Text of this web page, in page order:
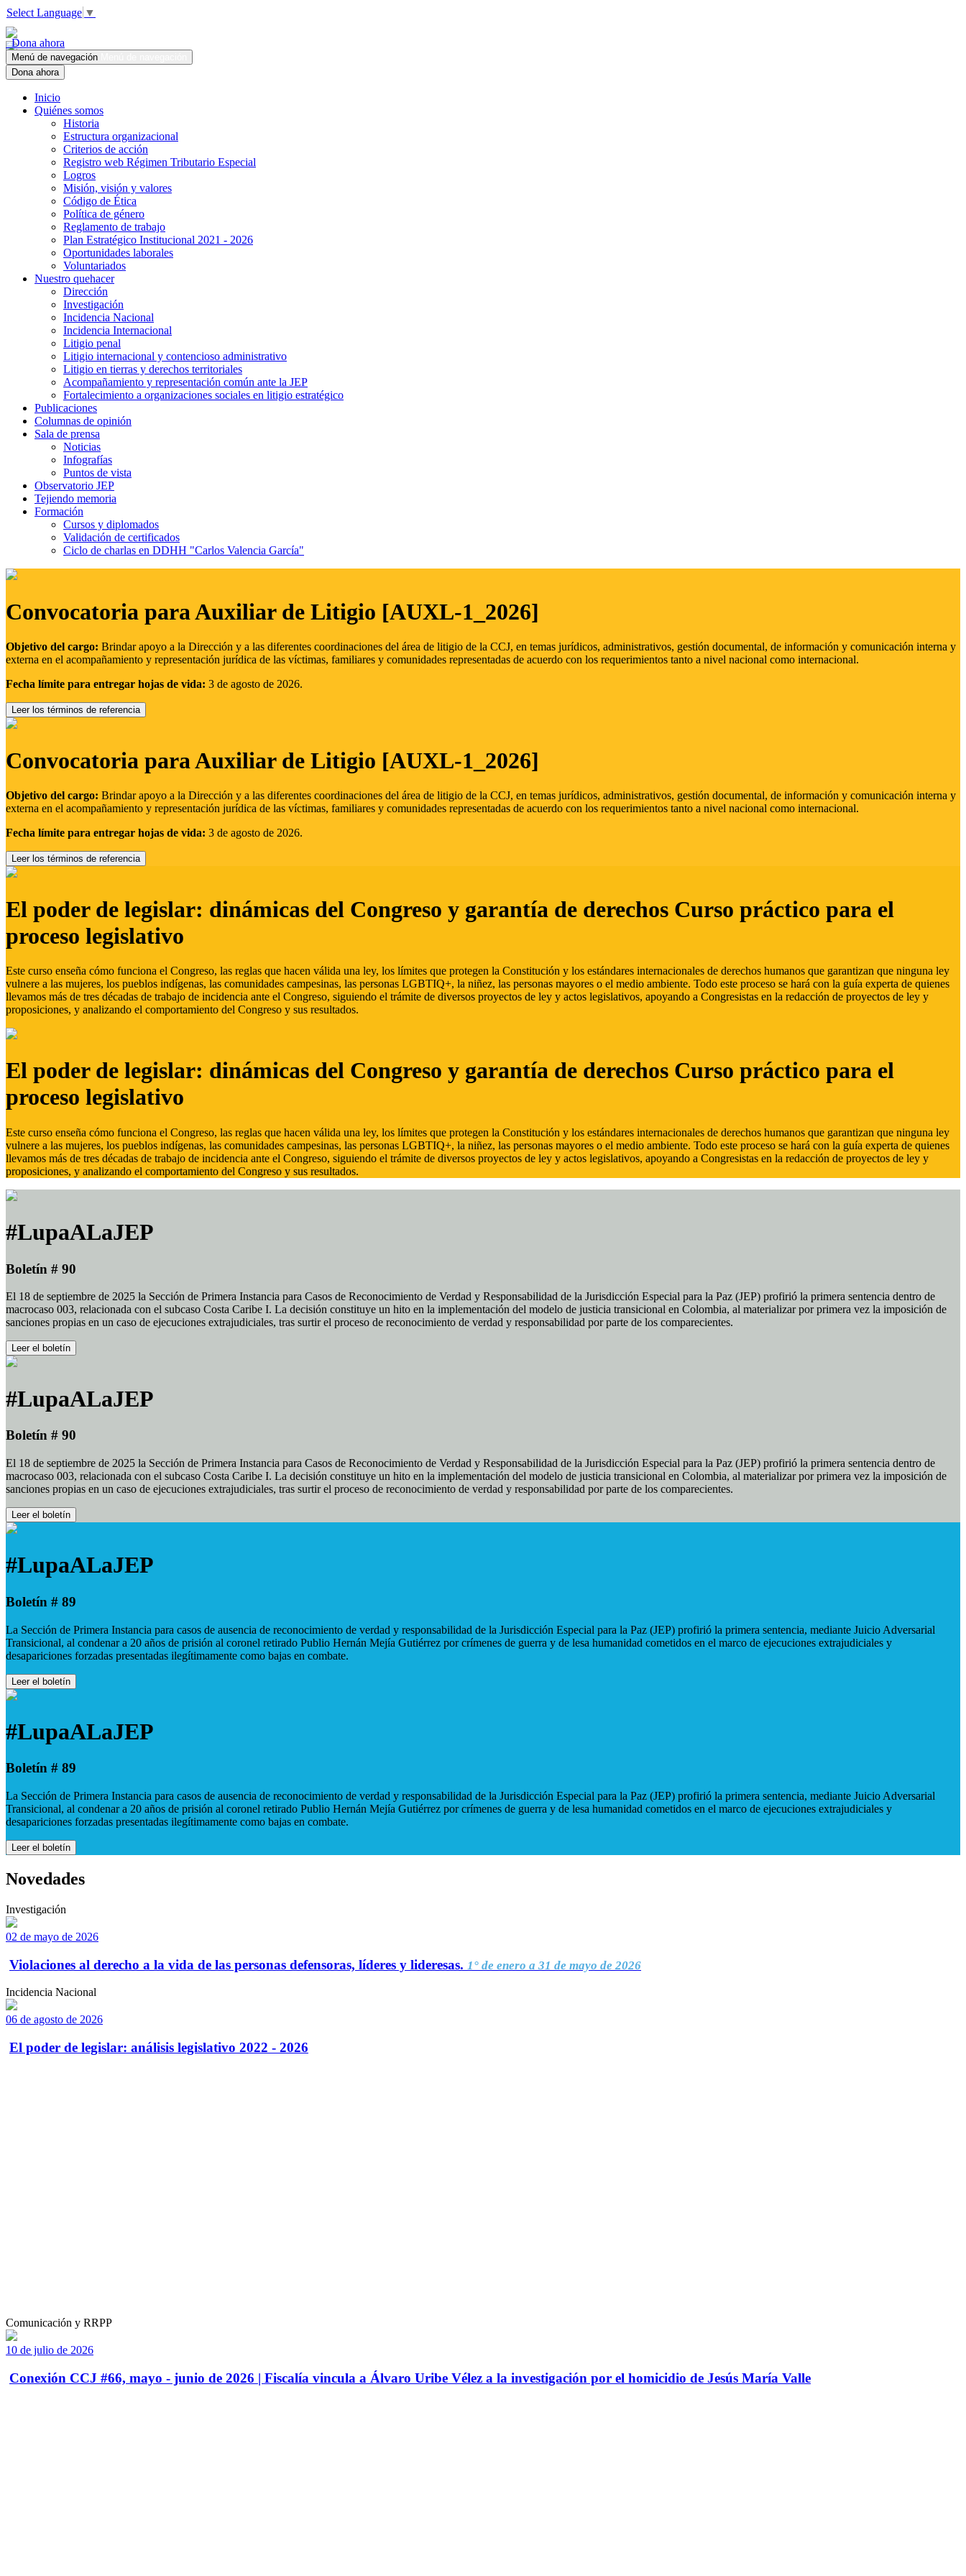
Select Language ▼
Dona ahora
Menú de navegación
Dona ahora
Inicio
Quiénes somos
Historia
Estructura organizacional
Criterios de acción
Registro web Régimen Tributario Especial
Logros
Misión, visión y valores
Código de Ética
Política de género
Reglamento de trabajo
Plan Estratégico Institucional 2021 - 2026
Oportunidades laborales
Voluntariados
Nuestro quehacer
Dirección
Investigación
Incidencia Nacional
Incidencia Internacional
Litigio penal
Litigio internacional y contencioso administrativo
Litigio en tierras y derechos territoriales
Acompañamiento y representación común ante la JEP
Fortalecimiento a organizaciones sociales en litigio estratégico
Publicaciones
Columnas de opinión
Sala de prensa
Noticias
Infografías
Puntos de vista
Observatorio JEP
Tejiendo memoria
Formación
Cursos y diplomados
Validación de certificados
Ciclo de charlas en DDHH "Carlos Valencia García"
Convocatoria para Auxiliar de Litigio [AUXL-1_2026]
Objetivo del cargo: Brindar apoyo a la Dirección y a las diferentes coordinaciones del área de litigio de la CCJ, en temas jurídicos, administrativos, gestión documental, de información y comunicación interna y
externa en el acompañamiento y representación jurídica de las víctimas, familiares y comunidades representadas de acuerdo con los requerimientos tanto a nivel nacional como internacional.
Fecha límite para entregar hojas de vida: 3 de agosto de 2026.
Leer los términos de referencia
Convocatoria para Auxiliar de Litigio [AUXL-1_2026]
Objetivo del cargo: Brindar apoyo a la Dirección y a las diferentes coordinaciones del área de litigio de la CCJ, en temas jurídicos, administrativos, gestión documental, de información y comunicación interna y
externa en el acompañamiento y representación jurídica de las víctimas, familiares y comunidades representadas de acuerdo con los requerimientos tanto a nivel nacional como internacional.
Fecha límite para entregar hojas de vida: 3 de agosto de 2026.
Leer los términos de referencia
El poder de legislar: dinámicas del Congreso y garantía de derechos Curso práctico para el
proceso legislativo
Este curso enseña cómo funciona el Congreso, las reglas que hacen válida una ley, los límites que protegen la Constitución y los estándares internacionales de derechos humanos que garantizan que ninguna ley
vulnere a las mujeres, los pueblos indígenas, las comunidades campesinas, las personas LGBTIQ+, la niñez, las personas mayores o el medio ambiente. Todo este proceso se hará con la guía experta de quienes
llevamos más de tres décadas de trabajo de incidencia ante el Congreso, siguiendo el trámite de diversos proyectos de ley y actos legislativos, apoyando a Congresistas en la redacción de proyectos de ley y
proposiciones, y analizando el comportamiento del Congreso y sus resultados.
El poder de legislar: dinámicas del Congreso y garantía de derechos Curso práctico para el
proceso legislativo
Este curso enseña cómo funciona el Congreso, las reglas que hacen válida una ley, los límites que protegen la Constitución y los estándares internacionales de derechos humanos que garantizan que ninguna ley
vulnere a las mujeres, los pueblos indígenas, las comunidades campesinas, las personas LGBTIQ+, la niñez, las personas mayores o el medio ambiente. Todo este proceso se hará con la guía experta de quienes
llevamos más de tres décadas de trabajo de incidencia ante el Congreso, siguiendo el trámite de diversos proyectos de ley y actos legislativos, apoyando a Congresistas en la redacción de proyectos de ley y
proposiciones, y analizando el comportamiento del Congreso y sus resultados.
#LupaALaJEP
Boletín # 90
El 18 de septiembre de 2025 la Sección de Primera Instancia para Casos de Reconocimiento de Verdad y Responsabilidad de la Jurisdicción Especial para la Paz (JEP) profirió la primera sentencia dentro de
macrocaso 003, relacionada con el subcaso Costa Caribe I. La decisión constituye un hito en la implementación del modelo de justicia transicional en Colombia, al materializar por primera vez la imposición de
sanciones propias en un caso de ejecuciones extrajudiciales, tras surtir el proceso de reconocimiento de verdad y responsabilidad por parte de los comparecientes.
Leer el boletín
#LupaALaJEP
Boletín # 90
El 18 de septiembre de 2025 la Sección de Primera Instancia para Casos de Reconocimiento de Verdad y Responsabilidad de la Jurisdicción Especial para la Paz (JEP) profirió la primera sentencia dentro de
macrocaso 003, relacionada con el subcaso Costa Caribe I. La decisión constituye un hito en la implementación del modelo de justicia transicional en Colombia, al materializar por primera vez la imposición de
sanciones propias en un caso de ejecuciones extrajudiciales, tras surtir el proceso de reconocimiento de verdad y responsabilidad por parte de los comparecientes.
Leer el boletín
#LupaALaJEP
Boletín # 89
La Sección de Primera Instancia para casos de ausencia de reconocimiento de verdad y responsabilidad de la Jurisdicción Especial para la Paz (JEP) profirió la primera sentencia, mediante Juicio Adversarial
Transicional, al condenar a 20 años de prisión al coronel retirado Publio Hernán Mejía Gutiérrez por crímenes de guerra y de lesa humanidad cometidos en el marco de ejecuciones extrajudiciales y
desapariciones forzadas presentadas ilegítimamente como bajas en combate.
Leer el boletín
#LupaALaJEP
Boletín # 89
La Sección de Primera Instancia para casos de ausencia de reconocimiento de verdad y responsabilidad de la Jurisdicción Especial para la Paz (JEP) profirió la primera sentencia, mediante Juicio Adversarial
Transicional, al condenar a 20 años de prisión al coronel retirado Publio Hernán Mejía Gutiérrez por crímenes de guerra y de lesa humanidad cometidos en el marco de ejecuciones extrajudiciales y
desapariciones forzadas presentadas ilegítimamente como bajas en combate.
Leer el boletín
Novedades
Investigación
02 de mayo de 2026
Violaciones al derecho a la vida de las personas defensoras, líderes y lideresas. 1° de enero a 31 de mayo de 2026
Incidencia Nacional
06 de agosto de 2026
El poder de legislar: análisis legislativo 2022 - 2026
Comunicación y RRPP
10 de julio de 2026
Conexión CCJ #66, mayo - junio de 2026 | Fiscalía vincula a Álvaro Uribe Vélez a la investigación por el homicidio de Jesús María Valle